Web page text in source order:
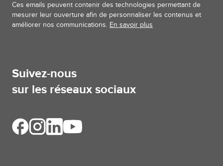
Ces emails peuvent contenir des technologies permettant de
mesurer leur ouverture afin de personnaliser les contenus et
améliorer nos communications. En savoir plus
Suivez-nous
sur les réseaux sociaux